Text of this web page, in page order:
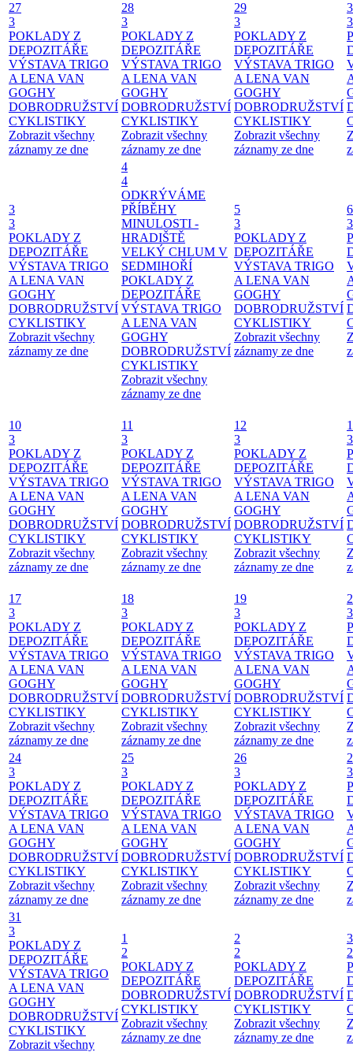
27
3
POKLADY Z
DEPOZITÁŘE
VÝSTAVA TRIGO
A LENA VAN
GOGHY
DOBRODRUŽSTVÍ
CYKLISTIKY
Zobrazit všechny
záznamy ze dne
28
3
POKLADY Z
DEPOZITÁŘE
VÝSTAVA TRIGO
A LENA VAN
GOGHY
DOBRODRUŽSTVÍ
CYKLISTIKY
Zobrazit všechny
záznamy ze dne
29
3
POKLADY Z
DEPOZITÁŘE
VÝSTAVA TRIGO
A LENA VAN
GOGHY
DOBRODRUŽSTVÍ
CYKLISTIKY
Zobrazit všechny
záznamy ze dne
3
3
3
POKLADY Z
DEPOZITÁŘE
VÝSTAVA TRIGO
A LENA VAN
GOGHY
DOBRODRUŽSTVÍ
CYKLISTIKY
Zobrazit všechny
záznamy ze dne
4
4
ODKRÝVÁME
PŘÍBĚHY
MINULOSTI -
HRADIŠTĚ
VELKÝ CHLUM V
SEDMIHOŘÍ
POKLADY Z
DEPOZITÁŘE
VÝSTAVA TRIGO
A LENA VAN
GOGHY
DOBRODRUŽSTVÍ
CYKLISTIKY
Zobrazit všechny
záznamy ze dne
5
3
POKLADY Z
DEPOZITÁŘE
VÝSTAVA TRIGO
A LENA VAN
GOGHY
DOBRODRUŽSTVÍ
CYKLISTIKY
Zobrazit všechny
záznamy ze dne
6
3
10
3
POKLADY Z
DEPOZITÁŘE
VÝSTAVA TRIGO
A LENA VAN
GOGHY
DOBRODRUŽSTVÍ
CYKLISTIKY
Zobrazit všechny
záznamy ze dne
11
3
POKLADY Z
DEPOZITÁŘE
VÝSTAVA TRIGO
A LENA VAN
GOGHY
DOBRODRUŽSTVÍ
CYKLISTIKY
Zobrazit všechny
záznamy ze dne
12
3
POKLADY Z
DEPOZITÁŘE
VÝSTAVA TRIGO
A LENA VAN
GOGHY
DOBRODRUŽSTVÍ
CYKLISTIKY
Zobrazit všechny
záznamy ze dne
3
17
3
POKLADY Z
DEPOZITÁŘE
VÝSTAVA TRIGO
A LENA VAN
GOGHY
DOBRODRUŽSTVÍ
CYKLISTIKY
Zobrazit všechny
záznamy ze dne
18
3
POKLADY Z
DEPOZITÁŘE
VÝSTAVA TRIGO
A LENA VAN
GOGHY
DOBRODRUŽSTVÍ
CYKLISTIKY
Zobrazit všechny
záznamy ze dne
19
3
POKLADY Z
DEPOZITÁŘE
VÝSTAVA TRIGO
A LENA VAN
GOGHY
DOBRODRUŽSTVÍ
CYKLISTIKY
Zobrazit všechny
záznamy ze dne
3
24
3
POKLADY Z
DEPOZITÁŘE
VÝSTAVA TRIGO
A LENA VAN
GOGHY
DOBRODRUŽSTVÍ
CYKLISTIKY
Zobrazit všechny
záznamy ze dne
25
3
POKLADY Z
DEPOZITÁŘE
VÝSTAVA TRIGO
A LENA VAN
GOGHY
DOBRODRUŽSTVÍ
CYKLISTIKY
Zobrazit všechny
záznamy ze dne
26
3
POKLADY Z
DEPOZITÁŘE
VÝSTAVA TRIGO
A LENA VAN
GOGHY
DOBRODRUŽSTVÍ
CYKLISTIKY
Zobrazit všechny
záznamy ze dne
3
31
3
POKLADY Z
DEPOZITÁŘE
VÝSTAVA TRIGO
A LENA VAN
GOGHY
DOBRODRUŽSTVÍ
CYKLISTIKY
Zobrazit všechny
1
2
POKLADY Z
DEPOZITÁŘE
DOBRODRUŽSTVÍ
CYKLISTIKY
Zobrazit všechny
záznamy ze dne
2
2
POKLADY Z
DEPOZITÁŘE
DOBRODRUŽSTVÍ
CYKLISTIKY
Zobrazit všechny
záznamy ze dne
3
2